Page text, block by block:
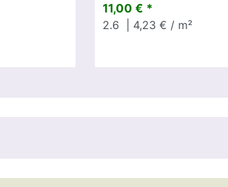
11,00 € *
2.6
| 4,23 € / m²